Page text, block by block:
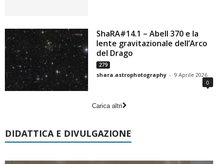
ShaRA#14.1 – Abell 370 e la
lente gravitazionale dell’Arco
del Drago
279
shara.astrophotography - 9 Aprile 2026
0
Carica altri
DIDATTICA E DIVULGAZIONE